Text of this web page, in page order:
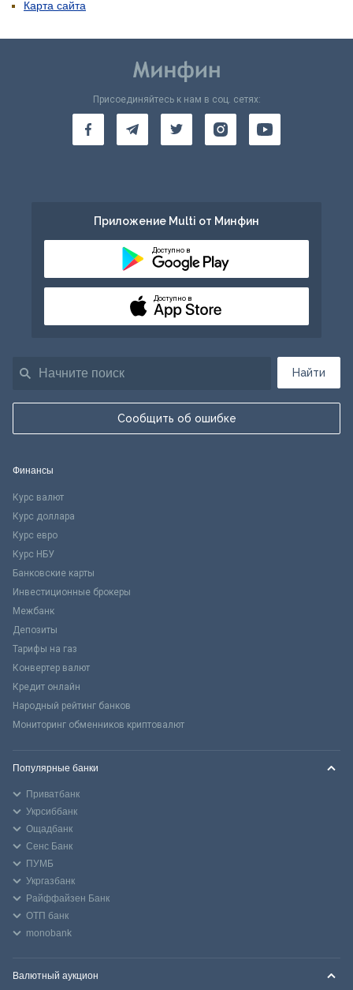
Карта сайта
Найти
Сообщить об ошибке
Присоединяйтесь к нам в соц. сетях:
Приложение Multi от Минфин
Доступно в
Доступно в
Финансы
Курс валют
Курс доллара
Курс евро
Курс НБУ
Банковские карты
Инвестиционные брокеры
Межбанк
Депозиты
Тарифы на газ
Конвертер валют
Кредит онлайн
Народный рейтинг банков
Мониторинг обменников криптовалют
Популярные банки
Приватбанк
Укрсиббанк
Ощадбанк
Сенс Банк
ПУМБ
Укргазбанк
Райффайзен Банк
ОТП банк
monobank
Валютный аукцион